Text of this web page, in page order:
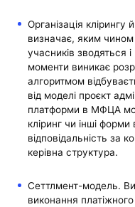
Організація клірингу
визначає, яким
учасників зводяться
моменти виникає
алгоритмом
від моделі проєкт
платформи в МФЦА
кліринг чи інші форми
відповідальність за
керівна структура.
Сеттлмент-модель.
виконання